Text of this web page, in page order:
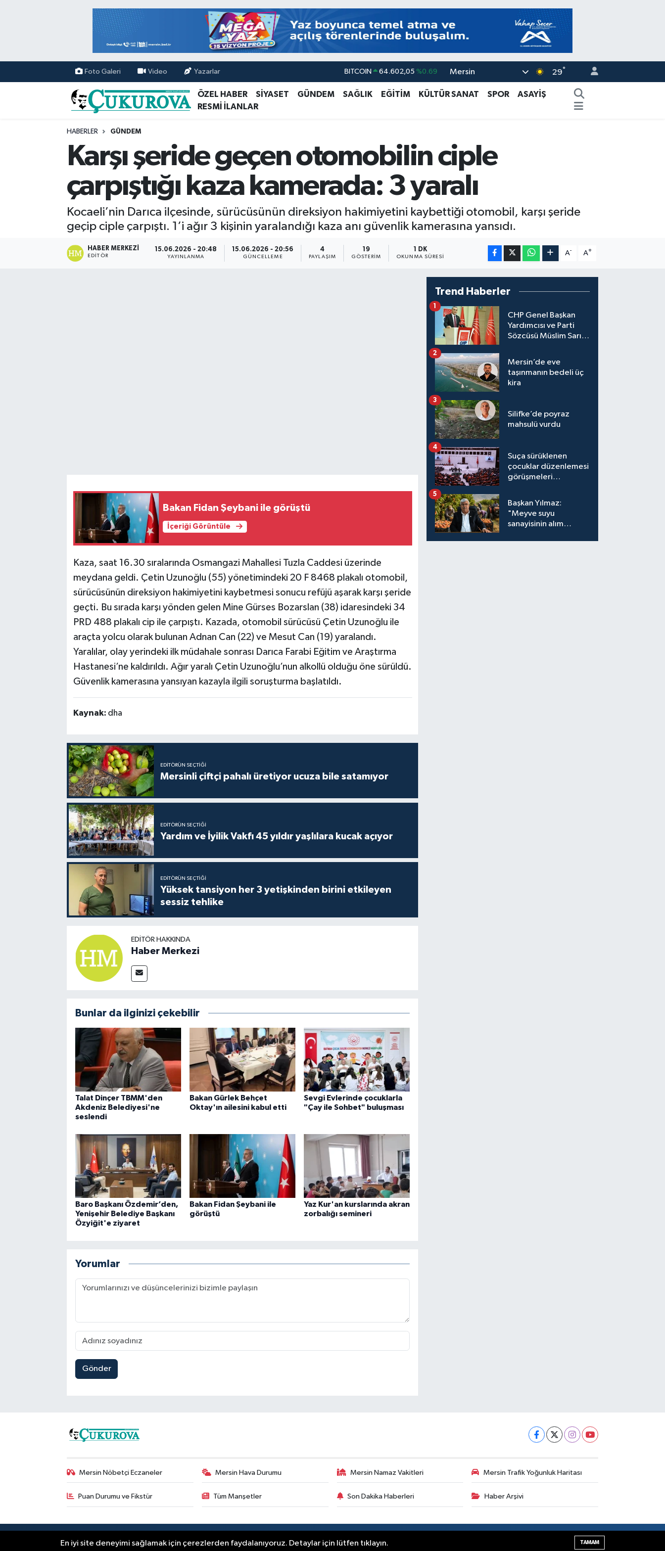
Foto Galeri Video Yazarlar BITCOIN 64.602,05 %0.69
DOLAR 47,6006 %0.06
6513.94
BİST100
Mersin 29°
ÖZEL HABER SİYASET GÜNDEM SAĞLIK EĞİTİM KÜLTÜR SANAT SPOR
ASAYİŞ
RESMİ İLANLAR
HABERLER GÜNDEM
Karşı şeride geçen otomobilin ciple
çarpıştığı kaza kamerada: 3 yaralı
Kocaeli’nin Darıca ilçesinde, sürücüsünün direksiyon hakimiyetini kaybettiği otomobil, karşı şeride
geçip ciple çarpıştı. 1’i ağır 3 kişinin yaralandığı kaza anı güvenlik kamerasına yansıdı.
HABER MERKEZI
EDITÖR
15.06.2026 - 20:48
YAYINLANMA
15.06.2026 - 20:56
GÜNCELLEME
4
PAYLAŞIM
19
GÖSTERIM
1 DK
OKUNMA SÜRESI
A- A+
Bakan Fidan Şeybani ile görüştü
İçeriği Görüntüle
Kaza, saat 16.30 sıralarında Osmangazi Mahallesi Tuzla Caddesi üzerinde
meydana geldi. Çetin Uzunoğlu (55) yönetimindeki 20 F 8468 plakalı otomobil,
sürücüsünün direksiyon hakimiyetini kaybetmesi sonucu refüjü aşarak karşı şeride
geçti. Bu sırada karşı yönden gelen Mine Gürses Bozarslan (38) idaresindeki 34
PRD 488 plakalı cip ile çarpıştı. Kazada, otomobil sürücüsü Çetin Uzunoğlu ile
araçta yolcu olarak bulunan Adnan Can (22) ve Mesut Can (19) yaralandı.
Yaralılar, olay yerindeki ilk müdahale sonrası Darıca Farabi Eğitim ve Araştırma
Hastanesi’ne kaldırıldı. Ağır yaralı Çetin Uzunoğlu’nun alkollü olduğu öne sürüldü.
Güvenlik kamerasına yansıyan kazayla ilgili soruşturma başlatıldı.
Kaynak: dha
EDITÖRÜN SEÇTIĞI
Mersinli çiftçi pahalı üretiyor ucuza bile satamıyor
EDITÖRÜN SEÇTIĞI
Yardım ve İyilik Vakfı 45 yıldır yaşlılara kucak açıyor
EDITÖRÜN SEÇTIĞI
Yüksek tansiyon her 3 yetişkinden birini etkileyen
sessiz tehlike
EDITÖR HAKKINDA
Haber Merkezi
Bunlar da ilginizi çekebilir
Talat Dinçer TBMM'den
Akdeniz Belediyesi'ne
seslendi
Bakan Gürlek Behçet
Oktay'ın ailesini kabul etti
Sevgi Evlerinde çocuklarla
"Çay ile Sohbet" buluşması
Baro Başkanı Özdemir’den,
Yenişehir Belediye Başkanı
Özyiğit'e ziyaret
Bakan Fidan Şeybani ile
görüştü
Yaz Kur'an kurslarında akran
zorbalığı semineri
Yorumlar
Gönder
Trend Haberler
CHP Genel Başkan
Yardımcısı ve Parti
Sözcüsü Müslim Sarı,
1
Mersin’de eve
taşınmanın bedeli üç
kira
2
Silifke’de poyraz
mahsulü vurdu
3
Suça sürüklenen
çocuklar düzenlemesi
görüşmeleri
4
Başkan Yılmaz:
"Meyve suyu
sanayisinin alım
5
Mersin Nöbetçi Eczaneler Mersin Hava Durumu Mersin Namaz Vakitleri Mersin Trafik Yoğunluk Haritası
Puan Durumu ve Fikstür Tüm Manşetler Son Dakika Haberleri Haber Arşivi
RSS Copyright © 2025. Her hakkı saklıdır. TE Bilişim
En iyi site deneyimi sağlamak için çerezlerden faydalanıyoruz. Detaylar için lütfen tıklayın. TAMAM
Mersin Nöbetçi Eczaneler
Mersin Hava Durumu
Mersin Namaz Vakitleri
Mersin Trafik Yoğunluk Haritası
Tüm Manşetler
Son Dakika Haberleri
Haber Arşivi